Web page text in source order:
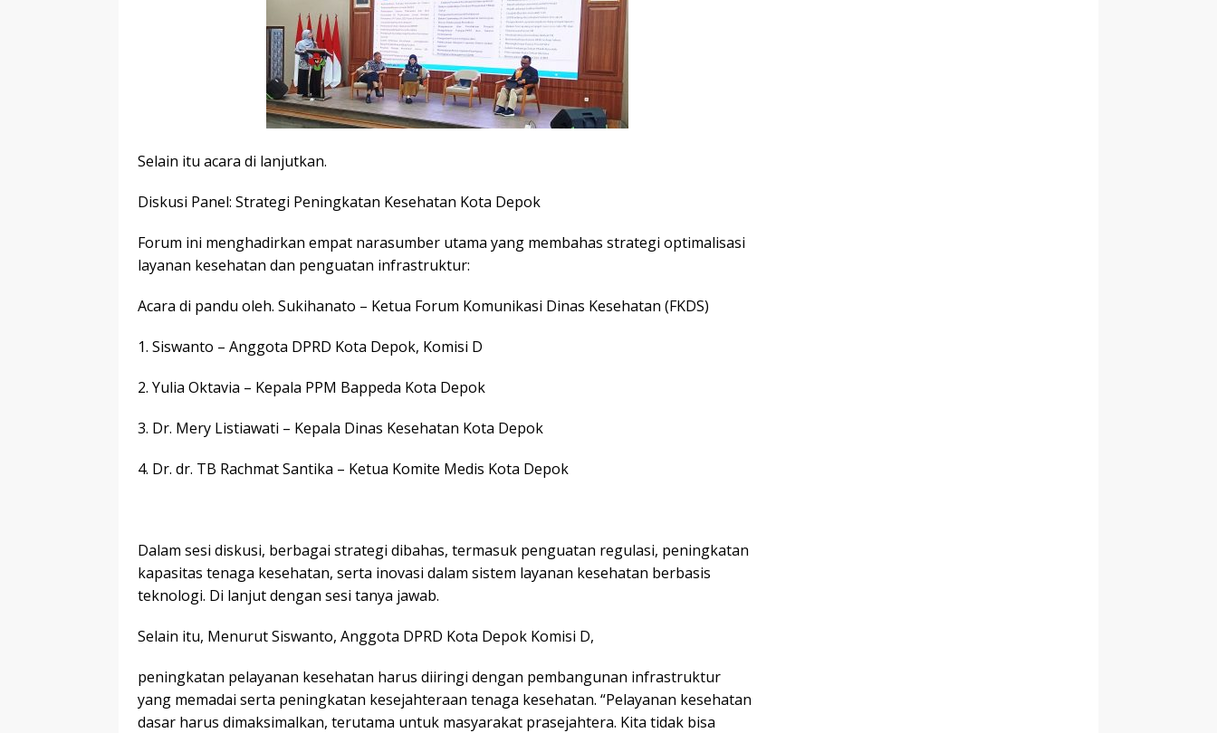
Selain itu acara di lanjutkan.
Diskusi Panel: Strategi Peningkatan Kesehatan Kota Depok
Forum ini menghadirkan empat narasumber utama yang membahas strategi optimalisasi
layanan kesehatan dan penguatan infrastruktur:
Acara di pandu oleh. Sukihanato – Ketua Forum Komunikasi Dinas Kesehatan (FKDS)
1. Siswanto – Anggota DPRD Kota Depok, Komisi D
2. Yulia Oktavia – Kepala PPM Bappeda Kota Depok
3. Dr. Mery Listiawati – Kepala Dinas Kesehatan Kota Depok
4. Dr. dr. TB Rachmat Santika – Ketua Komite Medis Kota Depok
Dalam sesi diskusi, berbagai strategi dibahas, termasuk penguatan regulasi, peningkatan
kapasitas tenaga kesehatan, serta inovasi dalam sistem layanan kesehatan berbasis
teknologi. Di lanjut dengan sesi tanya jawab.
Selain itu, Menurut Siswanto, Anggota DPRD Kota Depok Komisi D,
peningkatan pelayanan kesehatan harus diiringi dengan pembangunan infrastruktur
yang memadai serta peningkatan kesejahteraan tenaga kesehatan. “Pelayanan kesehatan
dasar harus dimaksimalkan, terutama untuk masyarakat prasejahtera. Kita tidak bisa